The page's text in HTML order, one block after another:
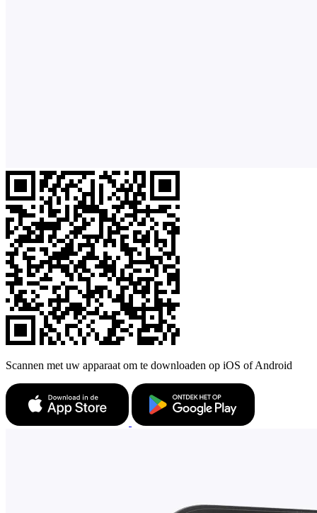
Scannen met uw apparaat om te downloaden op iOS of Android